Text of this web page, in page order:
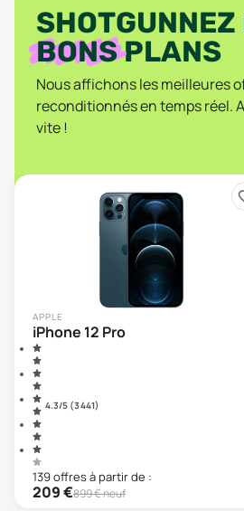
SHOTGUNNEZ
BONSPLANS
Nous affichons les meilleures
reconditionnés en temps réel.
vite !
APPLE
iPhone 12 Pro
4.3/5 (3 441)
139offresà partir de :
209€899€ neuf